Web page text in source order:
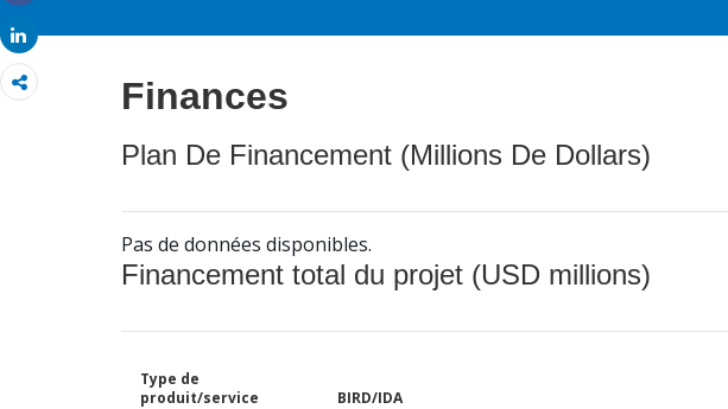
Share
Share
Finances
Plan De Financement (Millions De Dollars)
Pas de données disponibles.
Financement total du projet (USD millions)
Type de
produit/service
BIRD/IDA